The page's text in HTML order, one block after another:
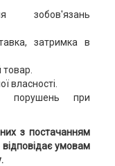
зобов'язань
затримка в
власності.
порушень при
з постачанням
умовам